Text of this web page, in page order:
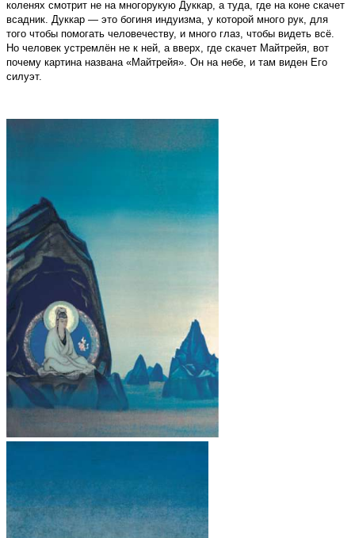
коленях смотрит не на многорукую Дуккар, а туда, где на коне скачет
всадник. Дуккар — это богиня индуизма, у которой много рук, для
того чтобы помогать человечеству, и много глаз, чтобы видеть всё.
Но человек устремлён не к ней, а вверх, где скачет Майтрейя, вот
почему картина названа «Майтрейя». Он на небе, и там виден Его
силуэт.